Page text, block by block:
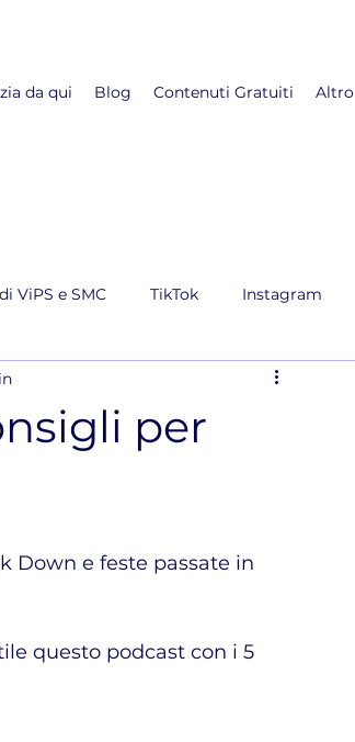
da qui Blog Contenuti Gratuiti Altro
ViPS e SMC TikTok Instagram
per
Down e feste passate in
questo podcast con i 5